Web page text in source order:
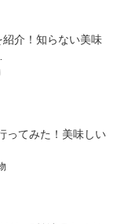
介！知らない美味
ってみた！美味しい